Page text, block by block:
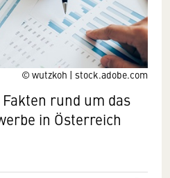
© wutzkoh | stock.adobe.com
rund um das
in Österreich